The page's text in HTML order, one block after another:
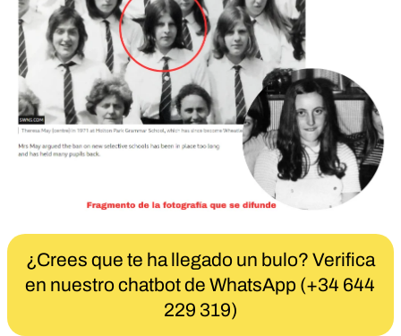
¿Crees que te ha llegado un bulo? Verifica
en nuestro chatbot de WhatsApp (+34 644
229 319)